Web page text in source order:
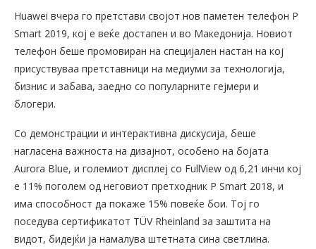
Huawei вчера го претстави својот нов паметен телефон P
Smart 2019, кој е веќе достапен и во Македонија. Новиот
телефон беше промовиран на специјален настан на кој
присуствуваа претставници на медиуми за технологија,
бизнис и забава, заедно со популарните гејмери и
блогери.
Со демонстрации и интерактивна дискусија, беше
нагласена важноста на дизајнот, особено на бојата
Aurora Blue, и големиот дисплеј со FullView од 6,21 инчи кој
е 11% поголем од неговиот претходник P Smart 2018, и
има способност да покаже 15% повеќе бои. Тој го
поседува сертификатот TÜV Rheinland за заштита на
видот, бидејќи ја намалува штетната сина светлина.